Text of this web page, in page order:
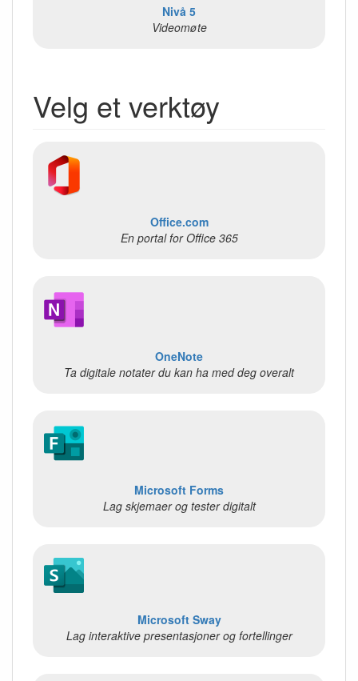
Nivå 5
Videomøte
Velg et verktøy
Office.com
En portal for Office 365
OneNote
Ta digitale notater du kan ha med deg overalt
Microsoft Forms
Lag skjemaer og tester digitalt
Microsoft Sway
Lag interaktive presentasjoner og fortellinger